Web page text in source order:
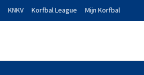
KNKV Korfbal League Mijn Korfbal